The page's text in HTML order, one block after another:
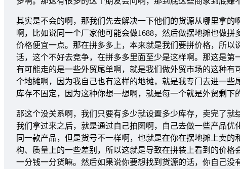
其实是不会的啊，那我们先去解决一下他们的货源从哪里拿
啊，比如说同一个厂家他可能会做1688，然后做摆地摊也做
价格便宜一点。那在拼多多上，本来就是我们要拼价格，所
话，这个不好去竞争，在拼多多里面至少是这样啊。那这是
有可能走的是一些外贸尾单啊，就是我们做外贸市场的这种
个地摊啊，因为我自己也有这样的地摊，就是我专门去进一
库存不固定，因为这种你想一想啊，就是每一个就是外贸剩下
那这个没关系啊，我们只要有多少就设置多少库存，卖完了
我们拿过来之后，就是通过自己拍图啊，自己去做一些产品
同一款产品，但是货号不一样啊，也就是在你在摆地摊上卖
构、质量上的一些差别，所以这就是导致在拼装上看到的价格
一分钱一分货嘛。然后如果说你要想找到货源的话，你自己